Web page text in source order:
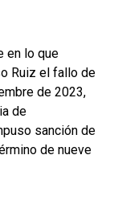
en lo que
Ruiz el fallo de
de 2023,
de
sanción de
de nueve